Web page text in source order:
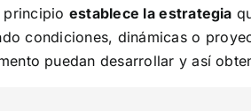
principio establece la estrategia
condiciones, dinámicas o
puedan desarrollar y así